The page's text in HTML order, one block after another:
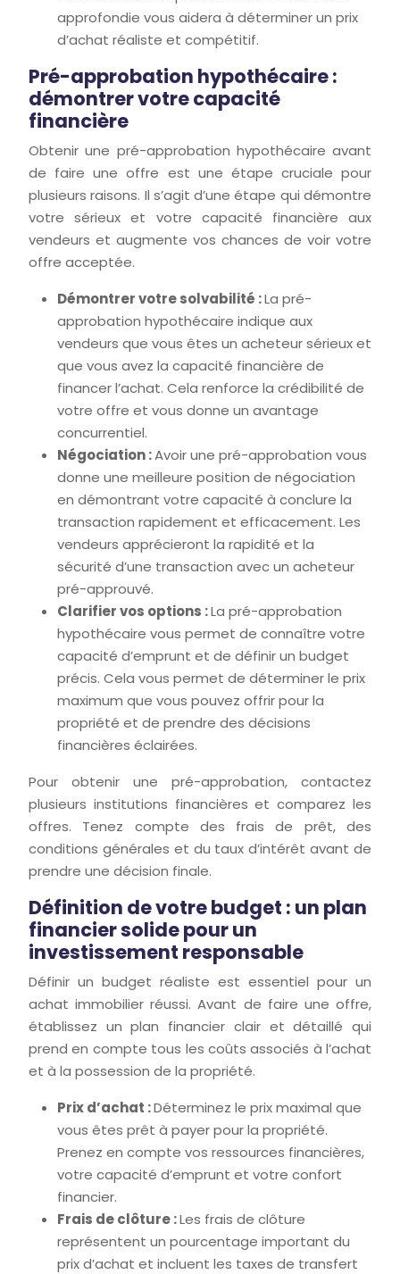
approfondie vous aidera à déterminer un prix
d’achat réaliste et compétitif.
Pré-approbation hypothécaire :
démontrer votre capacité
financière
Obtenir une pré-approbation hypothécaire avant
de faire une offre est une étape cruciale pour
plusieurs raisons. Il s’agit d’une étape qui démontre
votre sérieux et votre capacité financière aux
vendeurs et augmente vos chances de voir votre
offre acceptée.
Démontrer votre solvabilité :La pré-
approbation hypothécaire indique aux
vendeurs que vous êtes un acheteur sérieux et
que vous avez la capacité financière de
financer l’achat. Cela renforce la crédibilité de
votre offre et vous donne un avantage
concurrentiel.
Négociation :Avoir une pré-approbation vous
donne une meilleure position de négociation
en démontrant votre capacité à conclure la
transaction rapidement et efficacement. Les
vendeurs apprécieront la rapidité et la
sécurité d’une transaction avec un acheteur
pré-approuvé.
Clarifier vos options :La pré-approbation
hypothécaire vous permet de connaître votre
capacité d’emprunt et de définir un budget
précis. Cela vous permet de déterminer le prix
maximum que vous pouvez offrir pour la
propriété et de prendre des décisions
financières éclairées.
Pour obtenir une pré-approbation, contactez
plusieurs institutions financières et comparez les
offres. Tenez compte des frais de prêt, des
conditions générales et du taux d’intérêt avant de
prendre une décision finale.
Définition de votre budget : un plan
financier solide pour un
investissement responsable
Définir un budget réaliste est essentiel pour un
achat immobilier réussi. Avant de faire une offre,
établissez un plan financier clair et détaillé qui
prend en compte tous les coûts associés à l’achat
et à la possession de la propriété.
Prix d’achat :Déterminez le prix maximal que
vous êtes prêt à payer pour la propriété.
Prenez en compte vos ressources financières,
votre capacité d’emprunt et votre confort
financier.
Frais de clôture :Les frais de clôture
représentent un pourcentage important du
prix d’achat et incluent les taxes de transfert